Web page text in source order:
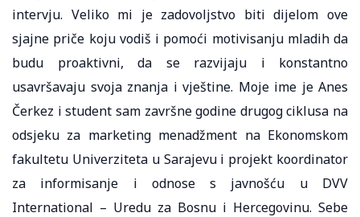
intervju. Veliko mi je zadovoljstvo biti dijelom ove
sjajne priče koju vodiš i pomoći motivisanju mladih da
budu proaktivni, da se razvijaju i konstantno
usavršavaju svoja znanja i vještine. Moje ime je Anes
Čerkez i student sam završne godine drugog ciklusa na
odsjeku za marketing menadžment na Ekonomskom
fakultetu Univerziteta u Sarajevu i projekt koordinator
za informisanje i odnose s javnošću u DVV
International – Uredu za Bosnu i Hercegovinu. Sebe